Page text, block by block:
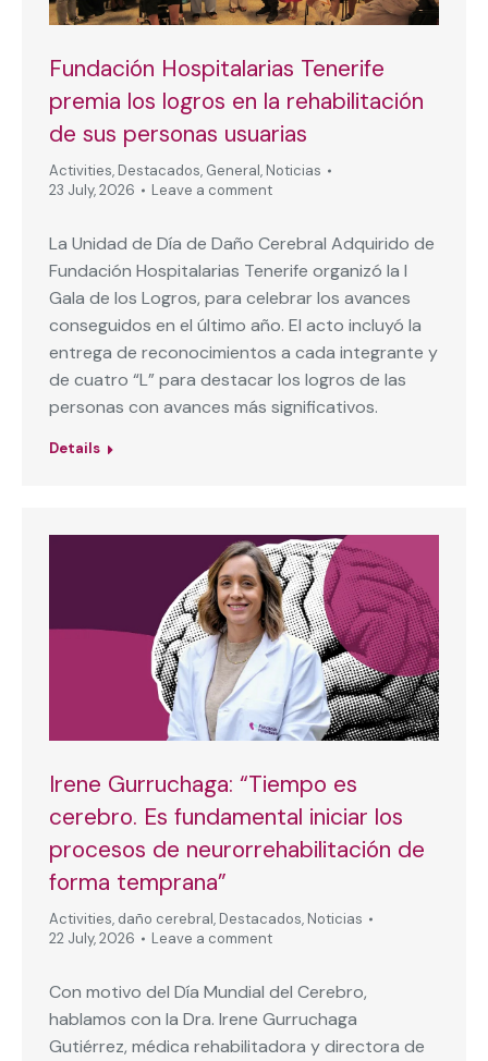
Fundación Hospitalarias Tenerife
premia los logros en la rehabilitación
de sus personas usuarias
Activities, Destacados, General, Noticias
23 July, 2026
Leave a comment
La Unidad de Día de Daño Cerebral Adquirido de
Fundación Hospitalarias Tenerife organizó la I
Gala de los Logros, para celebrar los avances
conseguidos en el último año. El acto incluyó la
entrega de reconocimientos a cada integrante y
de cuatro “L” para destacar los logros de las
personas con avances más significativos.
Details
Irene Gurruchaga: “Tiempo es
cerebro. Es fundamental iniciar los
procesos de neurorrehabilitación de
forma temprana”
Activities, daño cerebral, Destacados, Noticias
22 July, 2026
Leave a comment
Con motivo del Día Mundial del Cerebro,
hablamos con la Dra. Irene Gurruchaga
Gutiérrez, médica rehabilitadora y directora de